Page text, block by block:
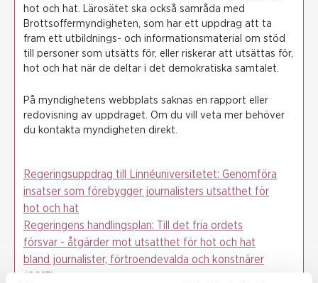
hot och hat. Lärosätet ska också samråda med
Brottsoffermyndigheten, som har ett uppdrag att ta
fram ett utbildnings- och informationsmaterial om stöd
till personer som utsätts för, eller riskerar att utsättas för,
hot och hat när de deltar i det demokratiska samtalet.
På myndighetens webbplats saknas en rapport eller
redovisning av uppdraget. Om du vill veta mer behöver
du kontakta myndigheten direkt.
Regeringsuppdrag till Linnéuniversitetet: Genomföra
insatser som förebygger journalisters utsatthet för
hot och hat
Regeringens handlingsplan: Till det fria ordets
försvar - åtgärder mot utsatthet för hot och hat
bland journalister, förtroendevalda och konstnärer
(2017)